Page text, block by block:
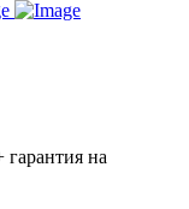
гарантия на